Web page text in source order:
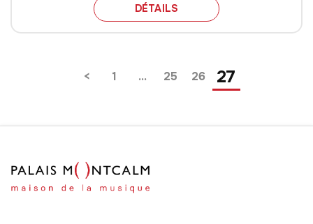
DÉTAILS SNARKY PUPPY : L’ART
1 … 25 26 27